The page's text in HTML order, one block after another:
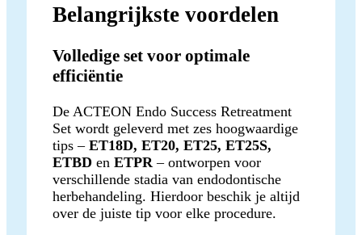
Belangrijkste voordelen
Volledige set voor optimale
efficiëntie
De ACTEON Endo Success Retreatment
Set wordt geleverd met zes hoogwaardige
tips – ET18D, ET20, ET25, ET25S,
ETBD en ETPR – ontworpen voor
verschillende stadia van endodontische
herbehandeling. Hierdoor beschik je altijd
over de juiste tip voor elke procedure.